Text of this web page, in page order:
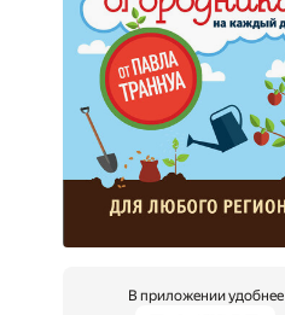
В приложении удобнее